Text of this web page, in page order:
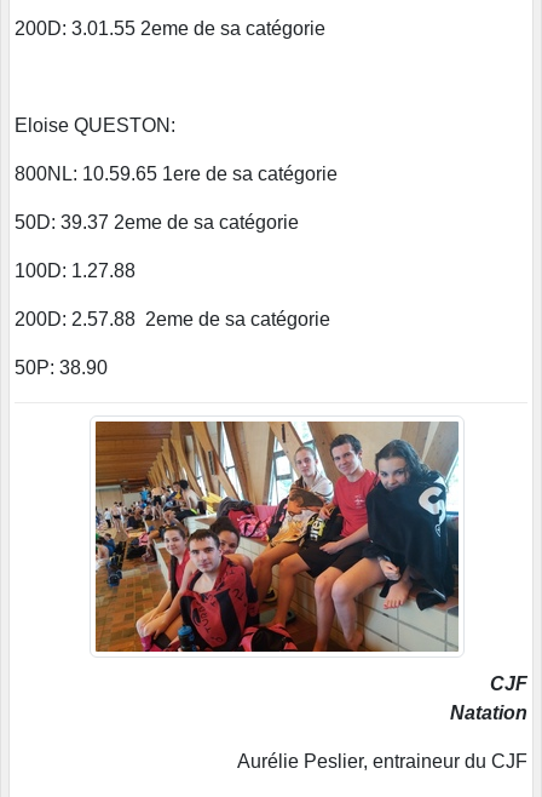
200D: 3.01.55 2eme de sa catégorie
Eloise QUESTON:
800NL: 10.59.65 1ere de sa catégorie
50D: 39.37 2eme de sa catégorie
100D: 1.27.88
200D: 2.57.88 2eme de sa catégorie
50P: 38.90
CJF
Natation
Aurélie Peslier, entraineur du CJF